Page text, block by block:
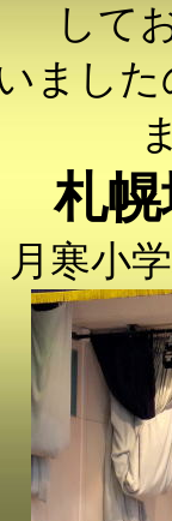
して
まし
札
月寒小